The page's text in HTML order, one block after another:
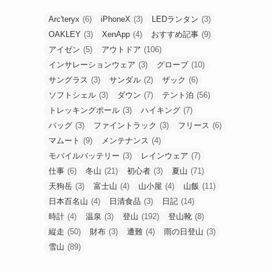
Arc'teryx (6) iPhoneX (3) LEDランタン (3)
OAKLEY (3) XenApp (4) おすすめ記事 (9)
アイゼン (5) アウトドア (106)
インサレーションウェア (3) グローブ (10)
サングラス (3) サンダル (2) ザック (6)
ソフトシェル (3) ダウン (7) テント泊 (56)
トレッキングポール (3) ハイキング (7)
バッグ (3) ファイントラック (3) フリース (6)
マムート (9) メンテナンス (4)
モバイルバッテリー (3) レインウェア (7)
仕事 (6) 冬山 (21) 初心者 (3) 夏山 (71)
天狗岳 (3) 富士山 (4) 山小屋 (4) 山飯 (11)
日本百名山 (4) 日清食品 (3) 日記 (14)
時計 (4) 温泉 (3) 登山 (192) 登山靴 (8)
縦走 (50) 財布 (3) 遭難 (4) 雨の日登山 (3)
雪山 (89)